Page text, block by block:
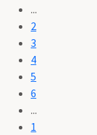
...
2
3
4
5
6
...
1